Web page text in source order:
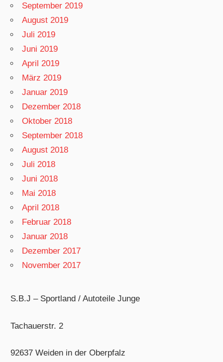
September 2019
August 2019
Juli 2019
Juni 2019
April 2019
März 2019
Januar 2019
Dezember 2018
Oktober 2018
September 2018
August 2018
Juli 2018
Juni 2018
Mai 2018
April 2018
Februar 2018
Januar 2018
Dezember 2017
November 2017
S.B.J – Sportland / Autoteile Junge
Tachauerstr. 2
92637 Weiden in der Oberpfalz